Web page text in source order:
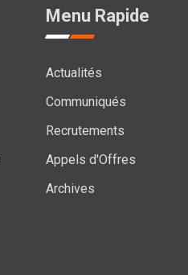
Menu Rapide
Actualités
Communiqués
Recrutements
Appels d'Offres
Archives